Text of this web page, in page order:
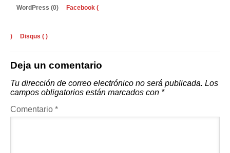
WordPress (0) Facebook (
) Disqus ( )
Deja un comentario
Tu dirección de correo electrónico no será publicada. Los
campos obligatorios están marcados con *
Comentario *